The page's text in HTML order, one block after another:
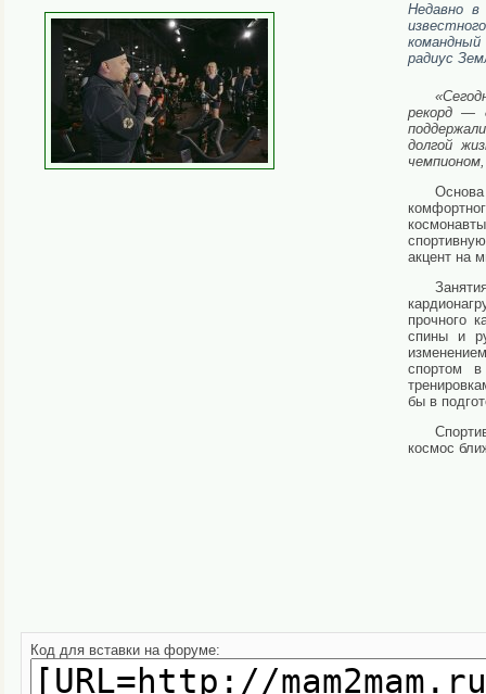
Недавно в
радиус
рекорд —
долгой
акцент на
прочного
спины и
спортом
бы в
космос
Код для вставки на форуме: